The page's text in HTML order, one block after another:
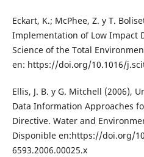
Eckart, K.; McPhee, Z. y T.
Implementation of Low Impact
Science of the Total
en: https://doi.org/10.1016/
Ellis, J. B. y G. Mitchell (2006),
Data Information Approaches
Directive. Water and
Disponible en:https://doi.org/
6593.2006.00025.x